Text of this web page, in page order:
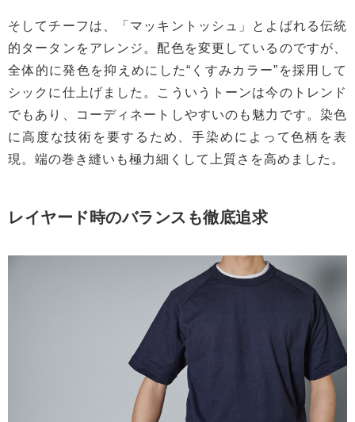
そしてチーフは、「マッキントッシュ」とよばれる伝統
的タータンをアレンジ。配色を変更しているのですが、
全体的に発色を抑えめにした“くすみカラー”を採用して
シックに仕上げました。こういうトーンは今のトレンド
でもあり、コーディネートしやすいのも魅力です。染色
に高度な技術を要するため、手染めによって色柄を表
現。端の巻き縫いも極力細くして上質さを高めました。
レイヤード時のバランスも徹底追求